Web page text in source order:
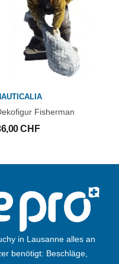
Fisherman
CHF
in Lausanne alles an
benötigt: Beschläge,